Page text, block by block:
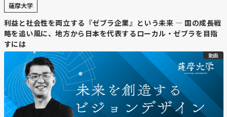
薩摩大学
利益と社会性を両立する『ゼブラ企業』という未来 — 国の成長戦
略を追い風に、地方から日本を代表するローカル・ゼブラを目指
すには
動画